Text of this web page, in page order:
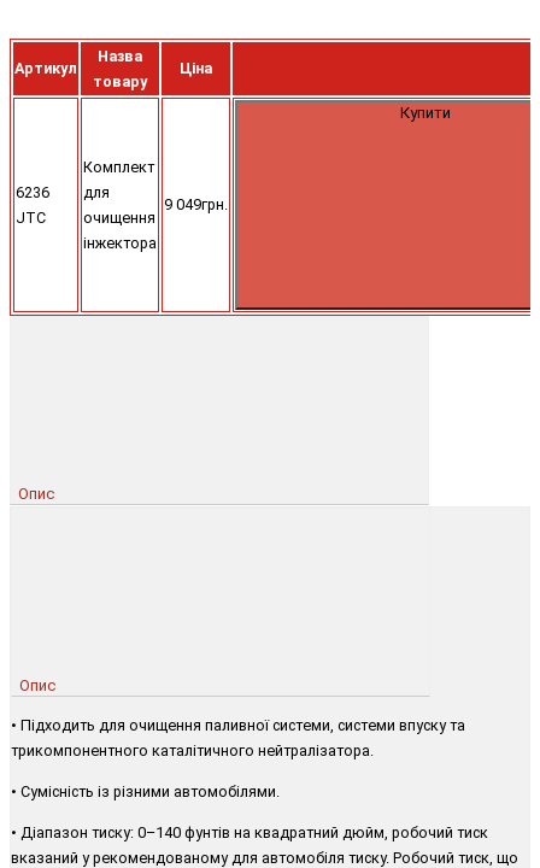
Артикул
Назва
товару
Ціна
6236
JTC
Комплект
для
очищення
інжектора
9 049грн.
Купити
Опис
Опис
• Підходить для очищення паливної системи, системи впуску та
трикомпонентного каталітичного нейтралізатора.
• Сумісність із різними автомобілями.
• Діапазон тиску: 0–140 фунтів на квадратний дюйм, робочий тиск
вказаний у рекомендованому для автомобіля тиску. Робочий тиск, що